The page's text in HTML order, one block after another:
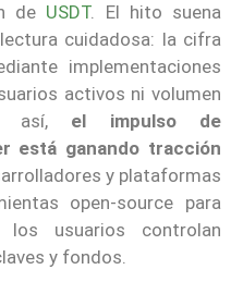
de USDT. El hito suena
cuidadosa: la cifra
implementaciones
activos ni volumen
así, el impulso de
está ganando tracción
y plataformas
open-source para
usuarios controlan
y fondos.